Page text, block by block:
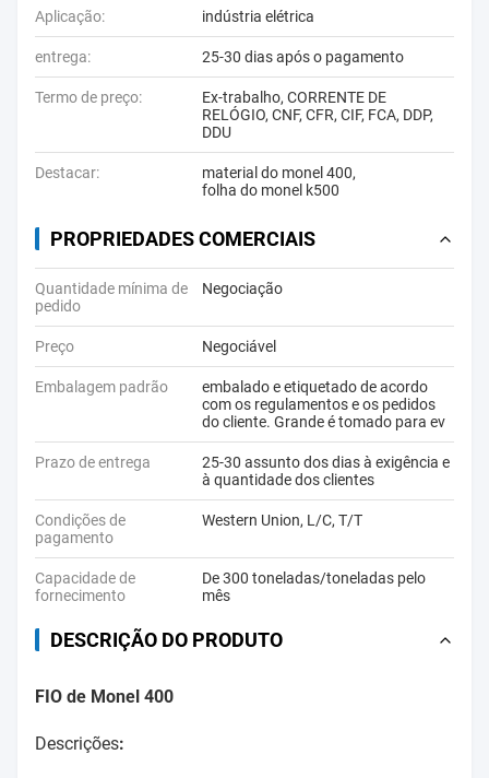
Aplicação: indústria elétrica
entrega: 25-30 dias após o pagamento
Termo de preço:
Ex-trabalho, CORRENTE DE
RELÓGIO, CNF, CFR, CIF, FCA, DDP,
DDU
Destacar: material do monel 400,
folha do monel k500
PROPRIEDADES COMERCIAIS
Quantidade mínima de
pedido
Negociação
Preço Negociável
Embalagem padrão
embalado e etiquetado de acordo
com os regulamentos e os pedidos
do cliente. Grande é tomado para ev
Prazo de entrega
25-30 assunto dos dias à exigência e
à quantidade dos clientes
Condições de
pagamento
Western Union, L/C, T/T
Capacidade de
fornecimento
De 300 toneladas/toneladas pelo
mês
DESCRIÇÃO DO PRODUTO
FIO de Monel 400
Descrições: